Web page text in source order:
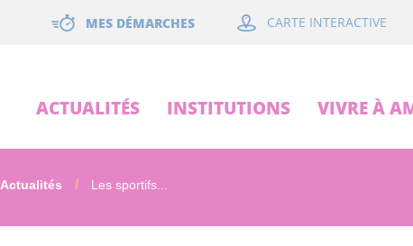
MES DÉMARCHES CARTE INTERACTIVE
ACTUALITÉS INSTITUTIONS VIVRE À
Actualités Les sportifs...